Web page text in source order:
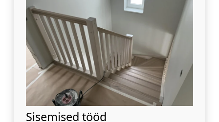
Sisemised tööd